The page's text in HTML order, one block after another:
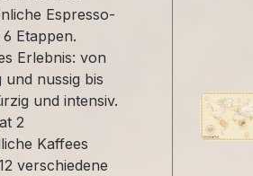
Espresso-
Etappen.
Erlebnis: von
und nussig bis
und intensiv.
2
Kaffees
verschiedene